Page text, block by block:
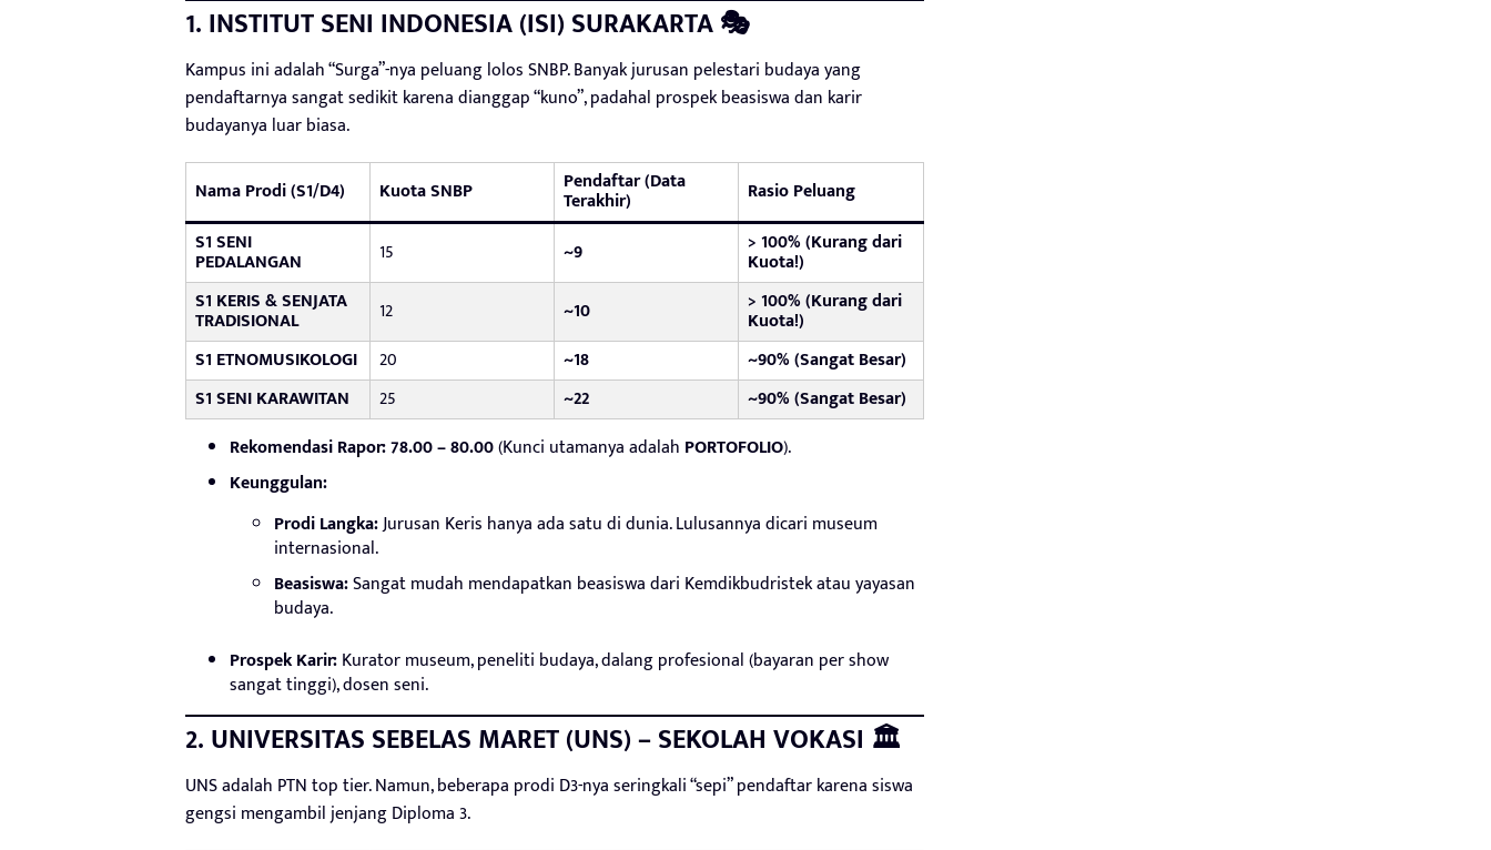
1. INSTITUT SENI INDONESIA (ISI) SURAKARTA 🎭
Kampus ini adalah “Surga”-nya peluang lolos SNBP. Banyak jurusan pelestari budaya yang
pendaftarnya sangat sedikit karena dianggap “kuno”, padahal prospek beasiswa dan karir
budayanya luar biasa.
Nama Prodi (S1/D4) Kuota SNBP Pendaftar (Data
Terakhir)
Rasio Peluang
S1 SENI
PEDALANGAN 15 ~9 > 100% (Kurang dari
Kuota!)
S1 KERIS & SENJATA
TRADISIONAL 12 ~10 > 100% (Kurang dari
Kuota!)
S1 ETNOMUSIKOLOGI
20 ~18
~90% (Sangat Besar)
S1 SENI KARAWITAN
25 ~22
~90% (Sangat Besar)
Rekomendasi Rapor:78.00 – 80.00(Kunci utamanya adalah PORTOFOLIO).
Keunggulan:
Prodi Langka:Jurusan Keris hanya ada satu di dunia. Lulusannya dicari museum
internasional.
Beasiswa:Sangat mudah mendapatkan beasiswa dari Kemdikbudristek atau yayasan
budaya.
Prospek Karir:Kurator museum, peneliti budaya, dalang profesional (bayaran per show
sangat tinggi), dosen seni.
2. UNIVERSITAS SEBELAS MARET (UNS) – SEKOLAH VOKASI 🏛️
UNS adalah PTN top tier. Namun, beberapa prodi D3-nya seringkali “sepi” pendaftar karena siswa
gengsi mengambil jenjang Diploma 3.